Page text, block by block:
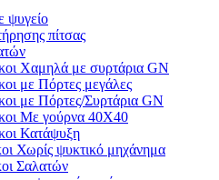
ψυγείο
πίτσας
Χαμηλά με συρτάρια GN
με Πόρτες μεγάλες
με Πόρτες/Συρτάρια GN
Με γούρνα 40Χ40
Κατάψυξη
Χωρίς ψυκτικό μηχάνημα
Σαλατών